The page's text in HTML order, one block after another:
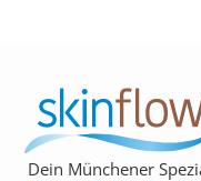
Dein Münchener